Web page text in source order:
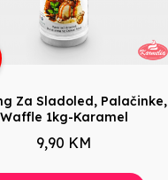
Za Sladoled, Palačinke,
Waffle 1kg-Karamel
9,90 KM